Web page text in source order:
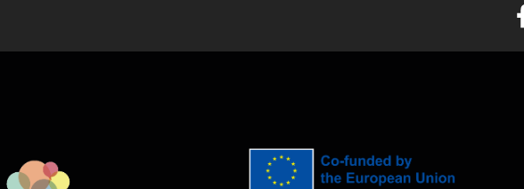
Graz Gemeinsam Gestalten at